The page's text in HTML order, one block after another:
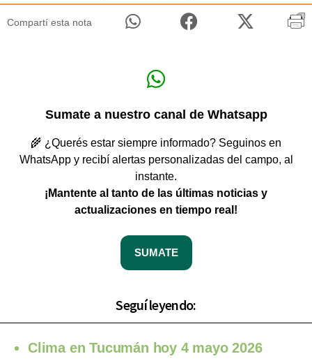
Compartí esta nota
Sumate a nuestro canal de Whatsapp
🌾 ¿Querés estar siempre informado? Seguinos en
WhatsApp y recibí alertas personalizadas del campo, al
instante.
¡Mantente al tanto de las últimas noticias y
actualizaciones en tiempo real!
SUMATE
Seguí leyendo:
Clima en Tucumán hoy 4 mayo 2026